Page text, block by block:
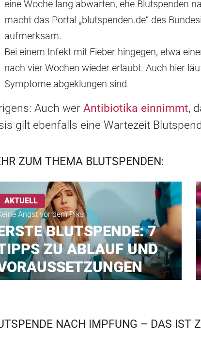
eine Woche lang abwarten, ehe Blutspenden
macht das Portal „blutspenden.de“ des
aufmerksam.
Bei einem Infekt mit Fieber hingegen, etwa
nach vier Wochen wieder erlaubt. Auch hier
Symptome abgeklungen sind.
Auch wer Antibiotika einnimmt,
gilt ebenfalls eine Wartezeit
ZUM THEMA BLUTSPENDEN:
AKTUELL
Angst vor dem Piks
BLUTSPENDE: 7
ZU ABLAUF UND
NACH IMPFUNG – DAS IST